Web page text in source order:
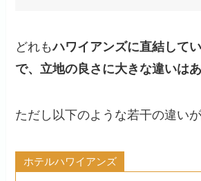
どれもハワイアンズに直結して
で、立地の良さに大きな違いはあ
ただし以下のような若干の違いが
ホテルハワイアンズ